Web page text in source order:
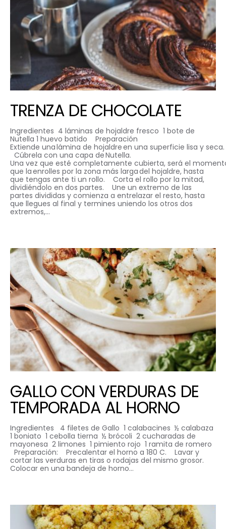
TRENZA DE CHOCOLATE
Ingredientes 4 láminas de hojaldre fresco 1 bote de
Nutella 1 huevo batido Preparación
Extiende una lámina de hojaldre en una superficie lisa y
Cúbrela con una capa de Nutella.
Una vez que esté completamente cubierta, será el
que la enrolles por la zona más larga del hojaldre, hasta
que tengas ante ti un rollo. Corta el rollo por la mitad,
dividiéndolo en dos partes. Une un extremo de las
partes divididas y comienza a entrelazar el resto, hasta
que llegues al final y termines uniendo los otros dos
extremos,…
GALLO CON VERDURAS DE
TEMPORADA AL HORNO
Ingredientes 4 filetes de Gallo 1 calabacines ½ calabaza
1 boniato 1 cebolla tierna ½ brócoli 2 cucharadas de
mayonesa 2 limones 1 pimiento rojo 1 ramita de romero
Preparación: Precalentar el horno a 180 C. Lavar y
cortar las verduras en tiras o rodajas del mismo grosor.
Colocar en una bandeja de horno…